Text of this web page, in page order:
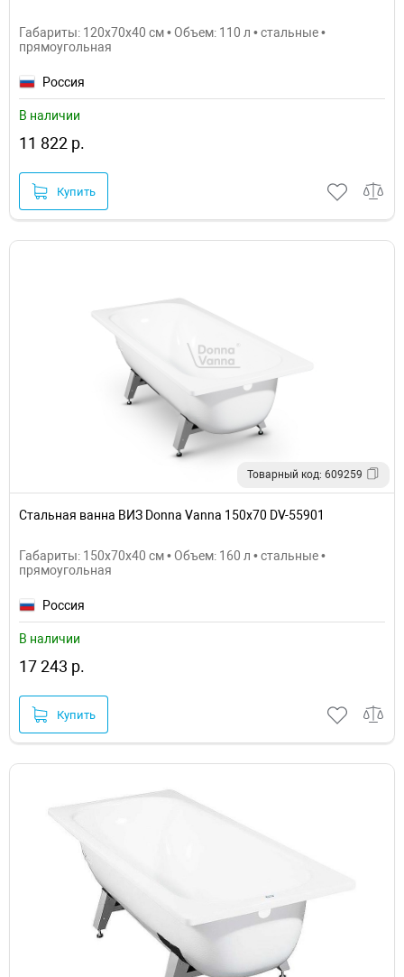
Габариты: 120x70x40 см • Объем: 110 л • стальные •
прямоугольная
Россия
В наличии
11 822 р.
Купить
Товарный код: 609259
Стальная ванна ВИЗ Donna Vanna 150x70 DV-55901
Габариты: 150x70x40 см • Объем: 160 л • стальные •
прямоугольная
Россия
В наличии
17 243 р.
Купить